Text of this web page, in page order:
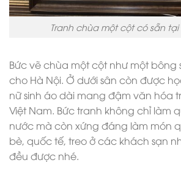
Tranh chùa một cột có sẵn
Bức vẽ chùa một cột như một bông
cho Hà Nội. Ở dưới sân còn được
nữ sinh áo dài mang đậm văn hóa
Việt Nam. Bức tranh không chỉ làm
nước mà còn xứng đáng làm món
bè, quốc tế, treo ở các khách sạn
đều được nhé.